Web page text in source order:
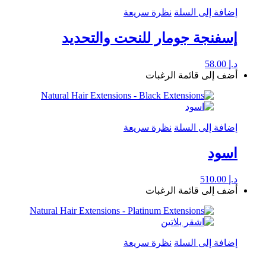
إضافة إلى السلة نظرة سريعة
إسفنجة جومار للنحت والتحديد
د.إ
أضف إلى قائمة الرغبات
إضافة إلى السلة نظرة سريعة
اسود
د.إ
أضف إلى قائمة الرغبات
إضافة إلى السلة نظرة سريعة